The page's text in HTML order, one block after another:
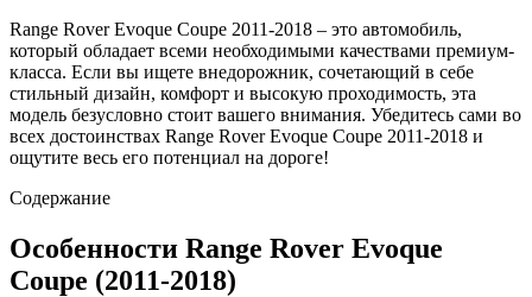
Range Rover Evoque Coupe 2011-2018 – это автомобиль,
который обладает всеми необходимыми качествами премиум-
класса. Если вы ищете внедорожник, сочетающий в себе
стильный дизайн, комфорт и высокую проходимость, эта
модель безусловно стоит вашего внимания. Убедитесь сами во
всех достоинствах Range Rover Evoque Coupe 2011-2018 и
ощутите весь его потенциал на дороге!
Содержание
Особенности Range Rover Evoque
Coupe (2011-2018)